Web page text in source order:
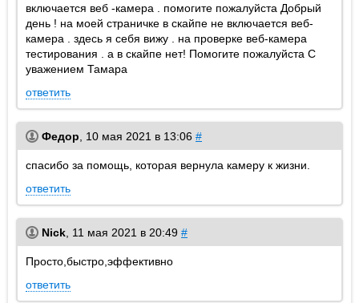
включается веб -камера . помогите пожалуйста Добрый
день ! на моей страничке в скайпе не включается веб-
камера . здесь я себя вижу . на проверке веб-камера
тестирования . а в скайпе нет! Помогите пожалуйста С
уважением Тамара
ответить
Федор 10 мая 2021 в 13:06 #
спасибо за помощь, которая вернула камеру к жизни.
ответить
Nick 11 мая 2021 в 20:49 #
Просто,быстро,эффективно
ответить